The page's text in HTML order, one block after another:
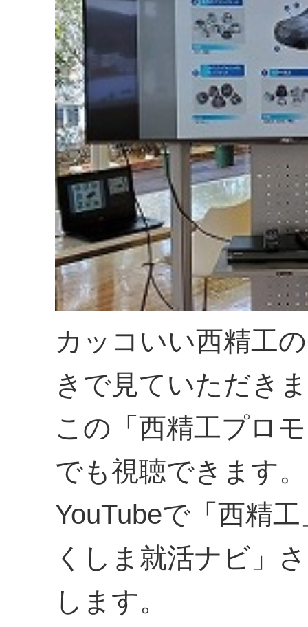
カッコいい西精工
きで見ていただき
この「西精工プロ
でも視聴できます。
YouTubeで「西精
くしま就活ナビ」
します。